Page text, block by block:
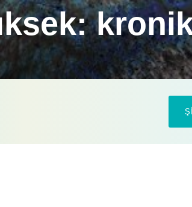
böbrek hastalığının yönetimini